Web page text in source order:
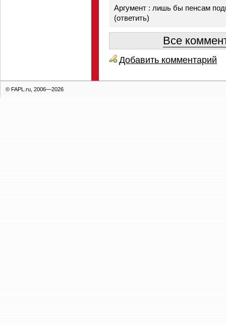
Аргумент : лишь бы пенсам
(ответить)
Все
Добавить комментарий
© FAPL.ru, 2006—2026